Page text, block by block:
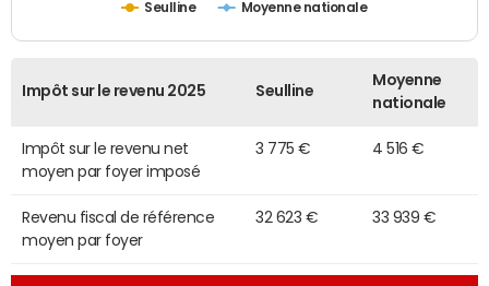
Seulline Moyenne nationale
Impôt sur le revenu 2025 Seulline
Moyenne
nationale
Impôt sur le revenu net
moyen par foyer imposé
3 775 € 4 516 €
Revenu fiscal de référence
moyen par foyer
32 623 € 33 939 €